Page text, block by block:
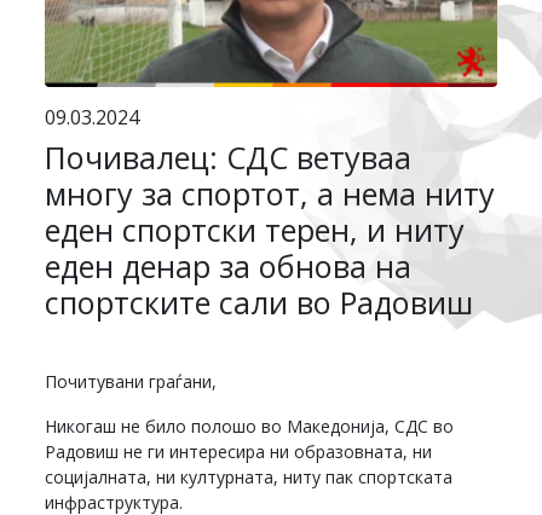
09.03.2024
Почивалец: СДС ветуваа
многу за спортот, а нема ниту
еден спортски терен, и ниту
еден денар за обнова на
спортските сали во Радовиш
Почитувани граѓани,
Никогаш не било полошо во Македонија, СДС во
Радовиш не ги интересира ни образовната, ни
социјалната, ни културната, ниту пак спортската
инфраструктура.